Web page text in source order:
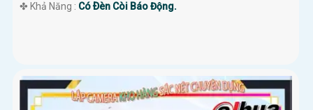
️✤ Khả Năng : Có Ðèn Còi Báo Động.